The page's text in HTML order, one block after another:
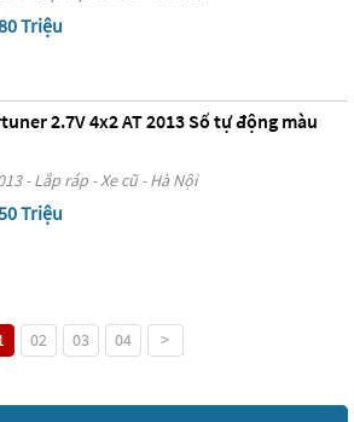
Triệu
2.7V 4x2 AT 2013 Số tự động màu
- Lắp ráp - Xe cũ - Hà Nội
Triệu
02 03 04 >